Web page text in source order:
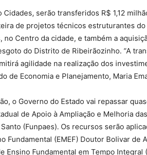
Cidades, serão transferidos R$ 1,12
de projetos técnicos estruturantes
no Centro da cidade, e também a
do Distrito de Ribeirãozinho. “A
agilidade na realização dos
de Economia e Planejamento, Maria
o Governo do Estado vai repassar
de Apoio à Ampliação e Melhoria
(Funpaes). Os recursos serão
Fundamental (EMEF) Doutor Bolivar de
Ensino Fundamental em Tempo Integral